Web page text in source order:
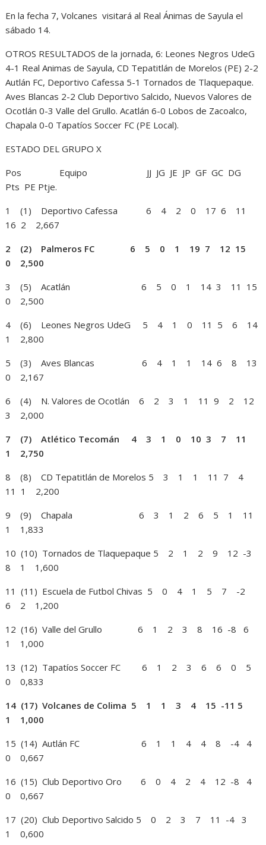
En la fecha 7, Volcanes visitará al Real Ánimas de Sayula el
sábado 14.
OTROS RESULTADOS de la jornada, 6: Leones Negros UdeG
4-1 Real Animas de Sayula, CD Tepatitlán de Morelos (PE) 2-2
Autlán FC, Deportivo Cafessa 5-1 Tornados de Tlaquepaque.
Aves Blancas 2-2 Club Deportivo Salcido, Nuevos Valores de
Ocotlán 0-3 Valle del Grullo. Acatlán 6-0 Lobos de Zacoalco,
Chapala 0-0 Tapatíos Soccer FC (PE Local).
ESTADO DEL GRUPO X
Pos Equipo JJ JG JE JP GF GC DG
Pts PE Ptje.
1 (1) Deportivo Cafessa 6 4 2 0 17 6 11
16 2 2,667
2 (2) Palmeros FC 6 5 0 1 19 7 12 15
0 2,500
3 (5) Acatlán 6 5 0 1 14 3 11 15
0 2,500
4 (6) Leones Negros UdeG 5 4 1 0 11 5 6 14
1 2,800
5 (3) Aves Blancas 6 4 1 1 14 6 8 13
0 2,167
6 (4) N. Valores de Ocotlán 6 2 3 1 11 9 2 12
3 2,000
7 (7) Atlético Tecomán 4 3 1 0 10 3 7 11
1 2,750
8 (8) CD Tepatitlán de Morelos 5 3 1 1 11 7 4
11 1 2,200
9 (9) Chapala 6 3 1 2 6 5 1 11
1 1,833
10 (10) Tornados de Tlaquepaque 5 2 1 2 9 12 -3
8 1 1,600
11 (11) Escuela de Futbol Chivas 5 0 4 1 5 7 -2
6 2 1,200
12 (16) Valle del Grullo 6 1 2 3 8 16 -8 6
1 1,000
13 (12) Tapatíos Soccer FC 6 1 2 3 6 6 0 5
0 0,833
14 (17) Volcanes de Colima 5 1 1 3 4 15 -11 5
1 1,000
15 (14) Autlán FC 6 1 1 4 4 8 -4 4
0 0,667
16 (15) Club Deportivo Oro 6 0 4 2 4 12 -8 4
0 0,667
17 (20) Club Deportivo Salcido 5 0 2 3 7 11 -4 3
1 0,600